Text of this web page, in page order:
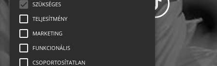
SZÜKSÉGES
TELJESÍTMÉNY
MARKETING
FUNKCIONÁLIS
CSOPORTOSÍTATLAN